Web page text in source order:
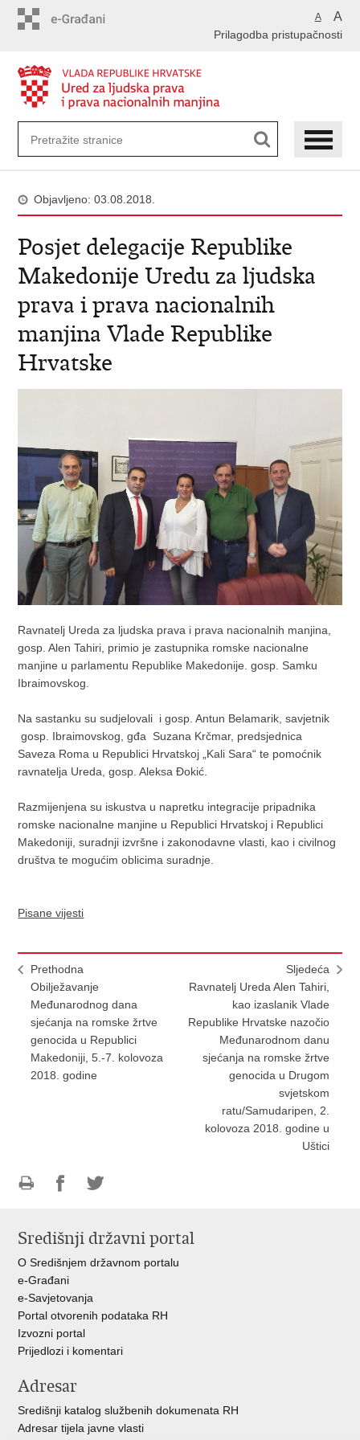
A A
Prilagodba pristupačnosti
Objavljeno: 03.08.2018.
Posjet delegacije Republike
Makedonije Uredu za ljudska
prava i prava nacionalnih
manjina Vlade Republike
Hrvatske
Ravnatelj Ureda za ljudska prava i prava nacionalnih manjina,
gosp. Alen Tahiri, primio je zastupnika romske nacionalne
manjine u parlamentu Republike Makedonije. gosp. Samku
Ibraimovskog.
Na sastanku su sudjelovali i gosp. Antun Belamarik, savjetnik
gosp. Ibraimovskog, gđa Suzana Krčmar, predsjednica
Saveza Roma u Republici Hrvatskoj „Kali Sara“ te pomoćnik
ravnatelja Ureda, gosp. Aleksa Đokić.
Razmijenjena su iskustva u napretku integracije pripadnika
romske nacionalne manjine u Republici Hrvatskoj i Republici
Makedoniji, suradnji izvršne i zakonodavne vlasti, kao i civilnog
društva te mogućim oblicima suradnje.
Pisane vijesti
Prethodna
Obilježavanje
Međunarodnog dana
sjećanja na romske žrtve
genocida u Republici
Makedoniji, 5.-7. kolovoza
2018. godine
Sljedeća
Ravnatelj Ureda Alen Tahiri,
kao izaslanik Vlade
Republike Hrvatske nazočio
Međunarodnom danu
sjećanja na romske žrtve
genocida u Drugom
svjetskom
ratu/Samudaripen, 2.
kolovoza 2018. godine u
Uštici
FacebookuTwitteru
Središnji državni portal
O Središnjem državnom portalu
e-Građani
e-Savjetovanja
Portal otvorenih podataka RH
Izvozni portal
Prijedlozi i komentari
Adresar
Središnji katalog službenih dokumenata RH
Adresar tijela javne vlasti